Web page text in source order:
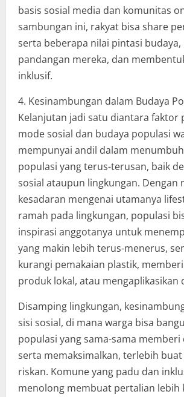
basis sosial media dan komunitas
sambungan ini, rakyat bisa share
serta beberapa nilai pintasi
pandangan mereka, dan
inklusif.
4. Kesinambungan dalam Budaya
Kelanjutan jadi satu diantara faktor
mode sosial dan budaya populasi
mempunyai andil dalam
populasi yang terus-terusan, baik
sosial ataupun lingkungan. Dengan
kesadaran mengenai utamanya
ramah pada lingkungan, populasi
inspirasi anggotanya untuk
yang makin lebih terus-menerus,
kurangi pemakaian plastik,
produk lokal, atau mengaplikasikan
Disamping lingkungan,
sisi sosial, di mana warga bisa
populasi yang sama-sama memberi
serta memaksimalkan, terlebih
riskan. Komune yang padu dan
menolong membuat pertalian lebih